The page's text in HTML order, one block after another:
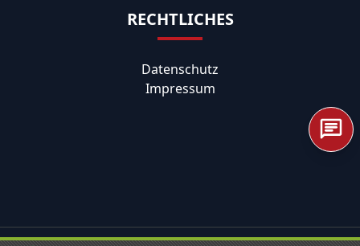
RECHTLICHES
Datenschutz
Impressum